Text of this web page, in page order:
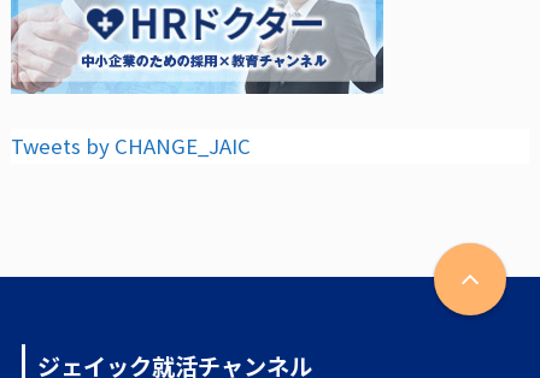
Tweets by CHANGE_JAIC
ジェイック就活チャンネル